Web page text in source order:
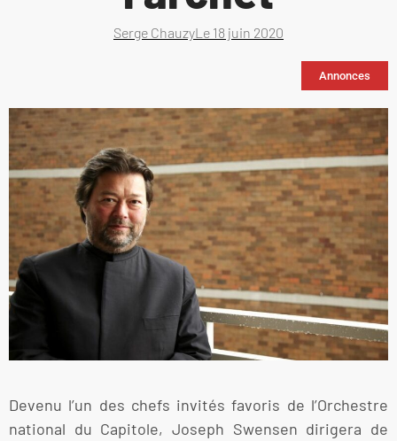
Serge ChauzyLe 18 juin 2020
Annonces
Devenu l’un des chefs invités favoris de l’Orchestre
national du Capitole, Joseph Swensen dirigera de